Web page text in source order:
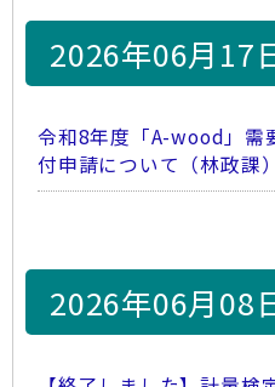
2026年06月17
令和8年度「A-wood」需
付申請について（林政課）
2026年06月08